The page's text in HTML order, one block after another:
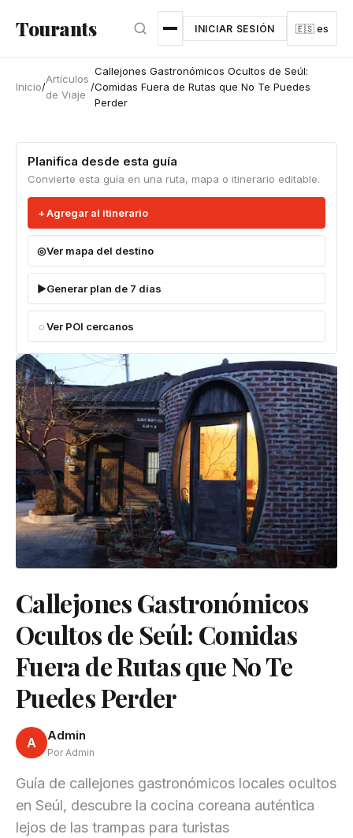
Tourants INICIAR SESIÓN 🇪🇸 es
Inicio/
Artículos
de Viaje
/
Callejones Gastronómicos Ocultos de Seúl:
Comidas Fuera de Rutas que No Te Puedes
Perder
Planifica desde esta guía
Convierte esta guía en una ruta, mapa o itinerario editable.
Agregar al itinerario
Ver mapa del destino
Generar plan de 7 días
Ver POI cercanos
Callejones Gastronómicos
Ocultos de Seúl: Comidas
Fuera de Rutas que No Te
Puedes Perder
A Admin
Por Admin
Guía de callejones gastronómicos locales ocultos
en Seúl, descubre la cocina coreana auténtica
lejos de las trampas para turistas